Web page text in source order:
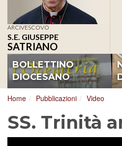
ARCIVESCOVO
S.E. GIUSEPPE
SATRIANO
BOLLETTINO
DIOCESANO
Home Pubblicazioni Video
SS. Trinità